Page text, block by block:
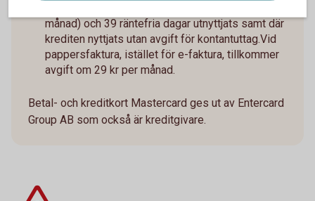
månad) och 39 räntefria dagar utnyttjats samt där
krediten nyttjats utan avgift för kontantuttag.Vid
pappersfaktura, istället för e-faktura, tillkommer
avgift om 29 kr per månad.
Betal- och kreditkort Mastercard ges ut av Entercard
Group AB som också är kreditgivare.